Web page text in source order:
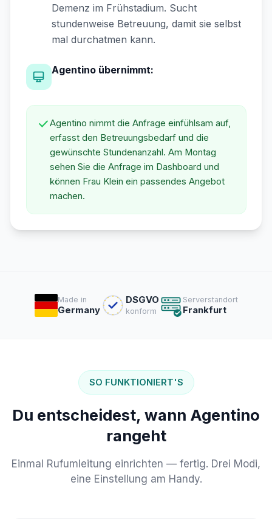
Demenz im Frühstadium. Sucht
stundenweise Betreuung, damit sie selbst
mal durchatmen kann.
Agentino übernimmt:
Agentino nimmt die Anfrage einfühlsam auf,
erfasst den Betreuungsbedarf und die
gewünschte Stundenanzahl. Am Montag
sehen Sie die Anfrage im Dashboard und
können Frau Klein ein passendes Angebot
machen.
Made in
Germany
DSGVO
konform
Serverstandort
Frankfurt
SO FUNKTIONIERT'S
Du entscheidest, wann Agentino
rangeht
Einmal Rufumleitung einrichten — fertig. Drei Modi,
eine Einstellung am Handy.